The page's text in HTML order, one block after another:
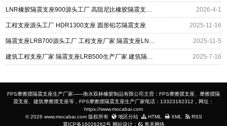
LNR橡胶隔震支座900源头工厂 高阻尼比橡胶隔震支座生产厂家 建筑工程支座多少钱 2026-4-1
工程支座源头工厂 HDR1300支座 圆形铅芯隔震支座 2025-11-16
隔震支座LRB700源头工厂 工程支座厂家 隔震支座LNR700 2025-11-5
建筑工程支座厂家 隔震支座LRB500生产厂家 建筑隔震橡胶支座生产 2025-7-16
FPS摩擦摆隔震支座生产厂家——衡水双林橡胶制品有限公司主营：FPS摩擦摆支座、摩擦摆隔
震支座、建筑摩擦摆支座等，FPS摩擦摆隔震支座生产厂家电话：13323182312，网址：
https://www.mocabai.com
© 2026 www.mocabai.com 版权所有
地区分站 HTML XML
RSS
冀ICP备16028262号网站设计： 青禾网络